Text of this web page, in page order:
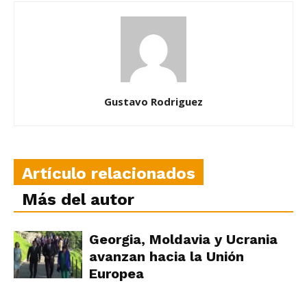
Gustavo Rodriguez
Artículo relacionados
Más del autor
Georgia, Moldavia y Ucrania
avanzan hacia la Unión
Europea